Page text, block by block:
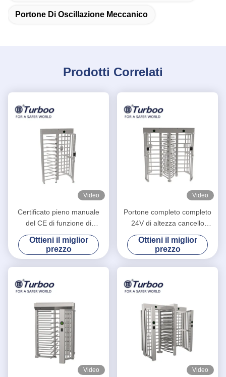
Portone Di Oscillazione Meccanico
Prodotti Correlati
Video
Certificato pieno manuale
del CE di funzione di
risistemazione di auto del
cancello girevole di altezza
dell'officina ISO9001
Ottieni il miglior
prezzo
Video
Portone completo completo
24V di altezza cancello
girevole/SUS304 di altezza
di riconoscimento facciale
del codice a barre di RFID
Ottieni il miglior
prezzo
Video Video